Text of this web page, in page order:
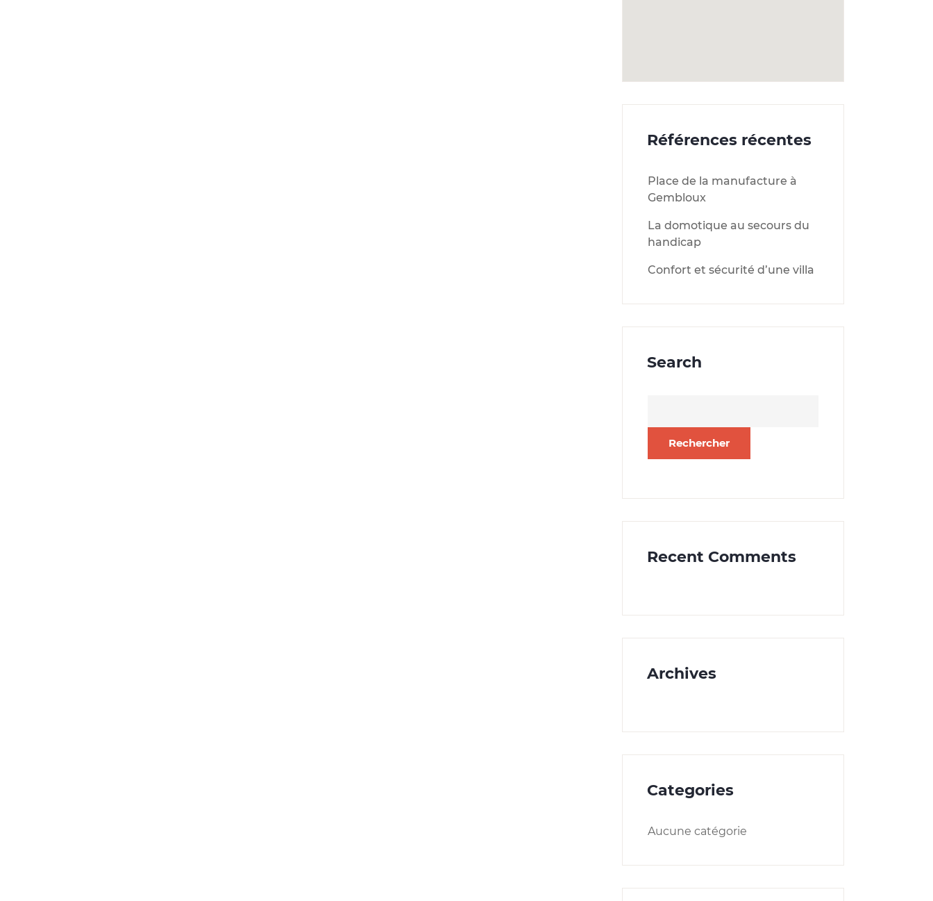
Références récentes
Place de la manufacture à
Gembloux
La domotique au secours du
handicap
Confort et sécurité d’une villa
Search
Recent Comments
Archives
Categories
Aucune catégorie